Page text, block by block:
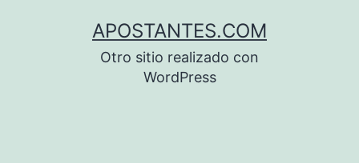
APOSTANTES.COM
Otro sitio realizado con
WordPress